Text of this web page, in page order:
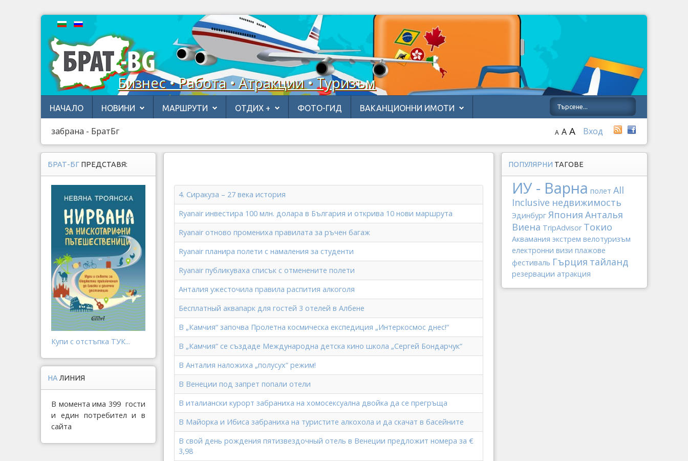
Бизнес • Работа • Атракции • Туризъм
НАЧАЛО НОВИНИ МАРШРУТИ ОТДИХ + ФОТО-ГИД ВАКАНЦИОННИ ИМОТИ
забрана - БратБг Вход
A A A
4. Сиракуза – 27 века история
Ryanair инвестира 100 млн. долара в България и открива 10 нови маршрутa
Ryanair отново промениха правилата за ръчен багаж
Ryanair планира полети с намаления за студенти
Ryanair публикуваха списък с отменените полети
Анталия ужесточила правила распития алкоголя
Бесплатный аквапарк для гостей 3 отелей в Албене
В „Камчия“ започва Пролетна космическа експедиция „Интеркосмос днес!“
В „Камчия“ се създаде Международна детска кино школа „Сергей Бондарчук“
В Анталия наложиха „полусух“ режим!
В Венеции под запрет попали отели
В италиански курорт забраниха на хомосексуална двойка да се прегръща
В Майорка и Ибиса забраниха на туристите алкохола и да скачат в басейните
В свой день рождения пятизвездочный отель в Венеции предложит номера за €
3,98
БРАТ-БГ ПРЕДСТАВЯ:
Купи с отстъпка ТУК...
НА ЛИНИЯ
В момента има 399 гости
и един потребител и в
сайта
ПОПУЛЯРНИ ТАГОВЕ
ИУ - Варна полет All
Inclusive недвижимость
Эдинбург Япония Анталья
Виена TripAdvisor Токио
Аквамания экстрем велотуризъм
електронни визи плажове
фестиваль Гърция тайланд
резервации атракция